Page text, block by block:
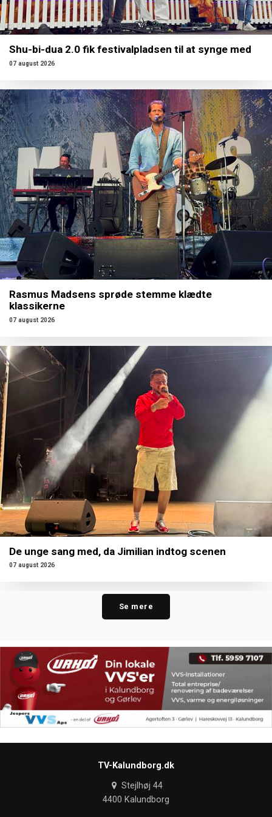
Shu-bi-dua 2.0 fik festivalpladsen til at synge med
07 august 2026
Rasmus Madsens sprøde stemme klædte
klassikerne
07 august 2026
De unge sang med, da Jimilian indtog scenen
07 august 2026
Se mere
TV-Kalundborg.dk
Stejlhøj 44
4400 Kalundborg